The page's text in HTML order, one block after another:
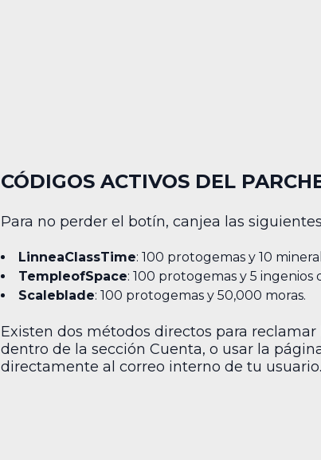
CÓDIGOS ACTIVOS DEL
Para no perder el botín, canjea las
LinneaClassTime: 100 protogemas y 10
TempleofSpace: 100 protogemas y 5 ingenios
Scaleblade: 100 protogemas y 50,000 moras.
Existen dos métodos directos para
dentro de la sección Cuenta, o usar la
directamente al correo interno de tu usuario.